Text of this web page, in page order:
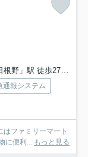
野」駅 徒歩27分
通報システム
ファミリーマート
に便利... もっと見る